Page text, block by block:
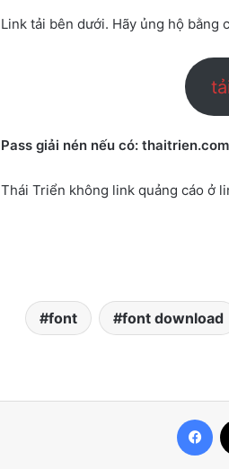
Link tải bên dưới. Hãy ủng hộ bằng
Pass giải nén nếu có: thaitrien.com
Thái Triển không link quảng cáo ở
font font download